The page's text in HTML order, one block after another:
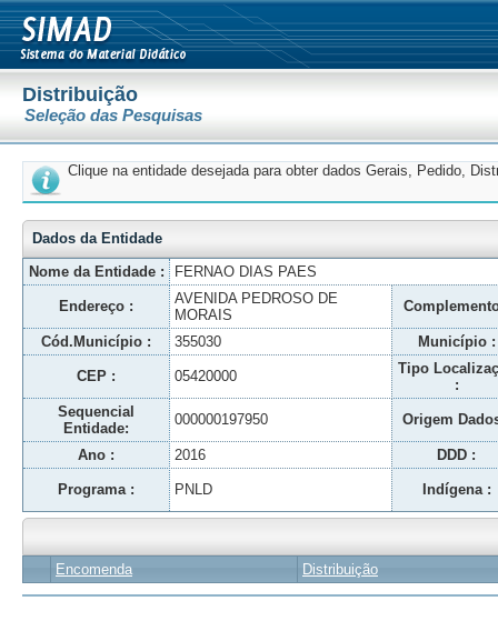
Distribuição
Seleção das Pesquisas
Clique na entidade desejada para obter dados Gerais, Pedido,
Dados da Entidade
Nome da Entidade :
FERNAO DIAS PAES
Endereço :
AVENIDA PEDROSO DE
MORAIS
Cód.Município : 355030 Município :
CEP : 05420000
Tipo
:
Sequencial
Entidade:
000000197950 Origem
Ano : 2016 DDD :
Programa : PNLD Indígena :
Encomenda Distribuição